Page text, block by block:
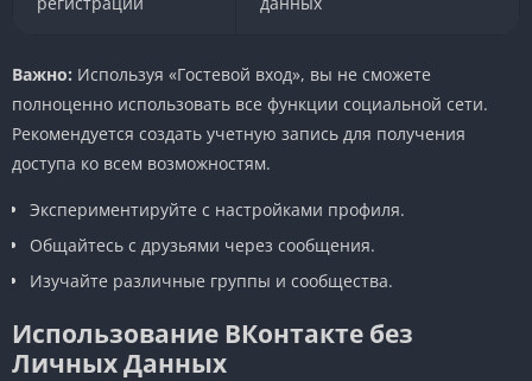
Важно: Используя «Гостевой вход», вы не сможете
полноценно использовать все функции социальной сети.
Рекомендуется создать учетную запись для получения
доступа ко всем возможностям.
Экспериментируйте с настройками профиля.
Общайтесь с друзьями через сообщения.
Изучайте различные группы и сообщества.
Использование ВКонтакте без
Личных Данных